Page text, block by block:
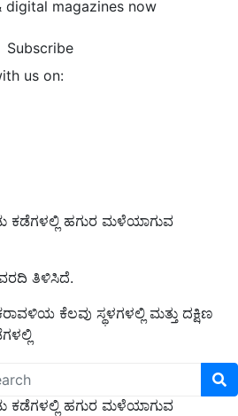
magazines now
Subscribe
us on:
ಕಡೆಗಳಲ್ಲಿ ಹಗುರ ಮಳೆಯಾಗುವ
ತಿಳಿಸಿದೆ.
ಕೆಲವು ಸ್ಥಳಗಳಲ್ಲಿ ಮತ್ತು ದಕ್ಷಿಣ
ಸಾಧ್ಯತೆಯಿದೆ.
ಕಡೆಗಳಲ್ಲಿ ಹಗುರ ಮಳೆಯಾಗುವ